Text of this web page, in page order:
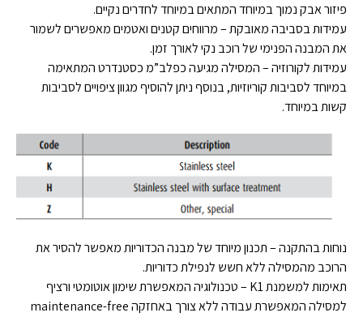
פיזור אבק נמוך במיוחד המתאים במיוחד לחדרים נקיים.
עמידות בסביבה מאובקת – מרווחים קטנים ואטמים מאפשרים לשמור
את המבנה הפנימי של רוכב נקי לאורך זמן.
עמידות לקורוזיה – המסילה מגיעה כפלב”מ כסטנדרט המתאימה
במיוחד לסביבות קוריוזיות, בנוסף ניתן להוסיף מגוון ציפויים לסביבות
קשות במיוחד.
נוחות בהתקנה – תכנון מיוחד של מבנה הכדוריות מאפשר להסיר את
הרוכב מהמסילה ללא חשש לנפילת כדוריות.
תאימות למשמנת K1 – טכנולוגיה המאפשרת שימון אוטומטי ורציף
למסילה המאפשרת עבודה ללא צורך באחזקה maintenance-free